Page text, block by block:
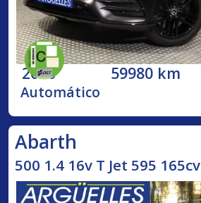
2020 59980 km
Automático
Abarth
500 1.4 16v T Jet 595 165cv